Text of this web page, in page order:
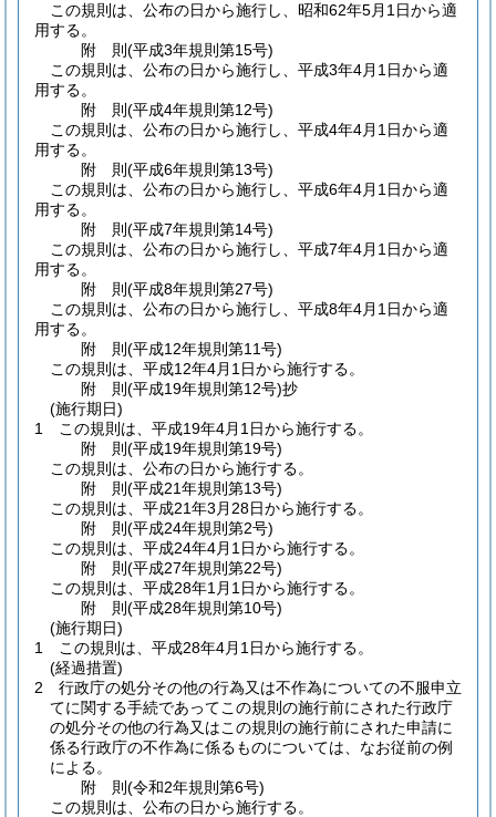
この規則は、公布の日から施行し、昭和62年5月1日から適
用する。
附 則(平成3年規則第15号)
この規則は、公布の日から施行し、平成3年4月1日から適
用する。
附 則(平成4年規則第12号)
この規則は、公布の日から施行し、平成4年4月1日から適
用する。
附 則(平成6年規則第13号)
この規則は、公布の日から施行し、平成6年4月1日から適
用する。
附 則(平成7年規則第14号)
この規則は、公布の日から施行し、平成7年4月1日から適
用する。
附 則(平成8年規則第27号)
この規則は、公布の日から施行し、平成8年4月1日から適
用する。
附 則(平成12年規則第11号)
この規則は、平成12年4月1日から施行する。
附 則(平成19年規則第12号)抄
(施行期日)
1
この規則は、平成19年4月1日から施行する。
附 則(平成19年規則第19号)
この規則は、公布の日から施行する。
附 則(平成21年規則第13号)
この規則は、平成21年3月28日から施行する。
附 則(平成24年規則第2号)
この規則は、平成24年4月1日から施行する。
附 則(平成27年規則第22号)
この規則は、平成28年1月1日から施行する。
附 則(平成28年規則第10号)
(施行期日)
1
この規則は、平成28年4月1日から施行する。
(経過措置)
2
行政庁の処分その他の行為又は不作為についての不服申立
てに関する手続であってこの規則の施行前にされた行政庁
の処分その他の行為又はこの規則の施行前にされた申請に
係る行政庁の不作為に係るものについては、なお従前の例
による。
附 則(令和2年規則第6号)
この規則は、公布の日から施行する。